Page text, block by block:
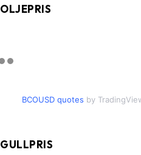
OLJEPRIS
BCOUSD quotes by
GULLPRIS